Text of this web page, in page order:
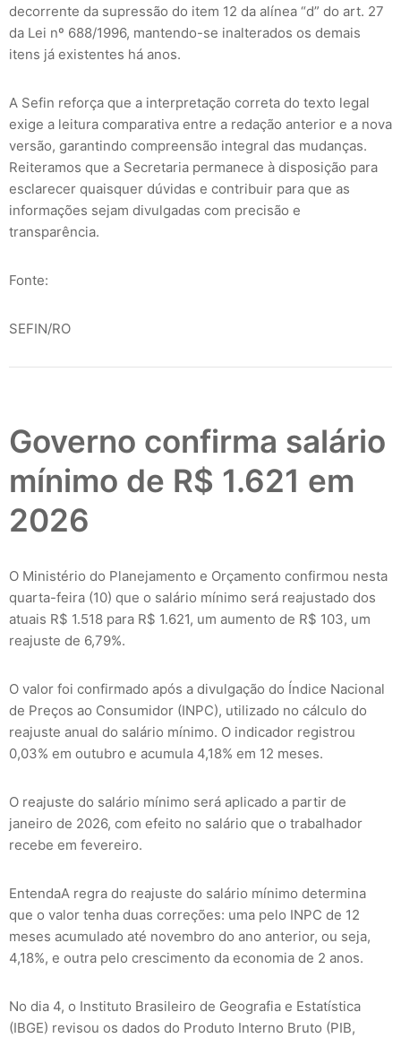
decorrente da supressão do item 12 da alínea “d” do art. 27
da Lei nº 688/1996, mantendo-se inalterados os demais
itens já existentes há anos.
A Sefin reforça que a interpretação correta do texto legal
exige a leitura comparativa entre a redação anterior e a nova
versão, garantindo compreensão integral das mudanças.
Reiteramos que a Secretaria permanece à disposição para
esclarecer quaisquer dúvidas e contribuir para que as
informações sejam divulgadas com precisão e
transparência.
Fonte:
SEFIN/RO
Governo confirma salário
mínimo de R$ 1.621 em
2026
O Ministério do Planejamento e Orçamento confirmou nesta
quarta-feira (10) que o salário mínimo será reajustado dos
atuais R$ 1.518 para R$ 1.621, um aumento de R$ 103, um
reajuste de 6,79%.
O valor foi confirmado após a divulgação do Índice Nacional
de Preços ao Consumidor (INPC), utilizado no cálculo do
reajuste anual do salário mínimo. O indicador registrou
0,03% em outubro e acumula 4,18% em 12 meses.
O reajuste do salário mínimo será aplicado a partir de
janeiro de 2026, com efeito no salário que o trabalhador
recebe em fevereiro.
EntendaA regra do reajuste do salário mínimo determina
que o valor tenha duas correções: uma pelo INPC de 12
meses acumulado até novembro do ano anterior, ou seja,
4,18%, e outra pelo crescimento da economia de 2 anos.
No dia 4, o Instituto Brasileiro de Geografia e Estatística
(IBGE) revisou os dados do Produto Interno Bruto (PIB,